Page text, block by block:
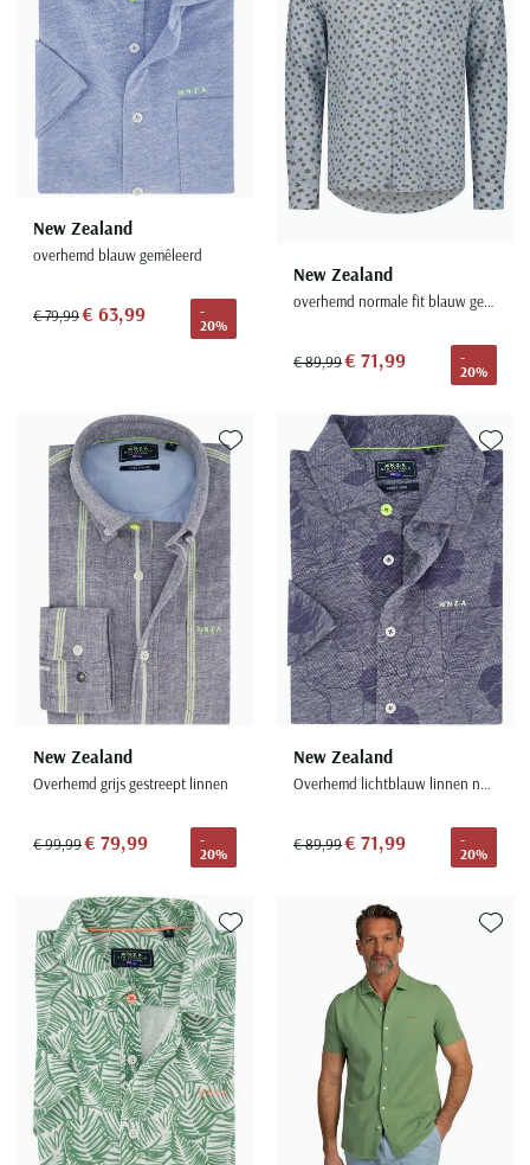
New Zealand
overhemd blauw gemêleerd
€ 79,99€ 63,99
-
20%
New Zealand
overhemd normale fit blauw geprint
€ 89,99€ 71,99
-
20%
New Zealand
Overhemd grijs gestreept linnen
€ 99,99€ 79,99
-
20%
Toevoegen aan favorieten
New Zealand
Overhemd lichtblauw linnen normale fit
€ 89,99€ 71,99
-
20%
Toevoegen aan favorieten